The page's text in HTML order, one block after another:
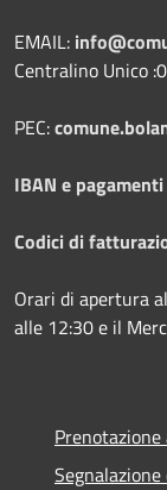
EMAIL:
Centralino Unico
PEC:
IBAN e
Codici di
Orari di apertura
alle 12:30 e il